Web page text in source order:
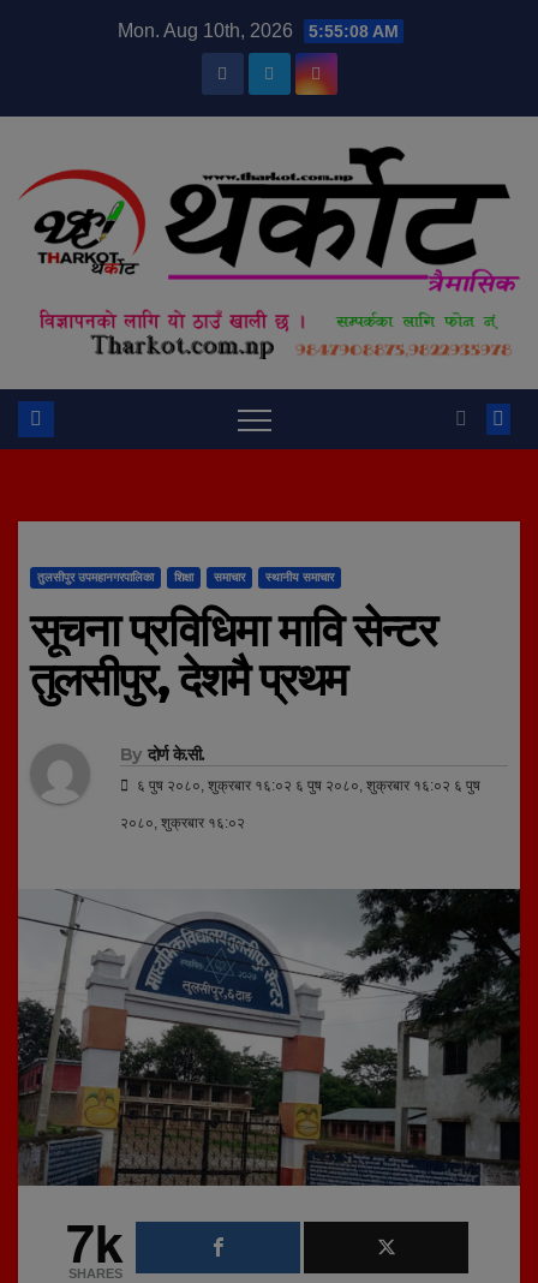
Mon. Aug 10th, 2026 5:55:08 AM
तुलसीपुर उपमहानगरपालिका शिक्षा समाचार स्थानीय समाचार
सूचना प्रविधिमा मावि सेन्टर
तुलसीपुर, देशमै प्रथम
By दोर्ण के.सी.
६ पुष २०८०, शुक्रबार १६:०२ ६ पुष २०८०, शुक्रबार १६:०२ ६ पुष
२०८०, शुक्रबार १६:०२
7k
SHARES
modal-check